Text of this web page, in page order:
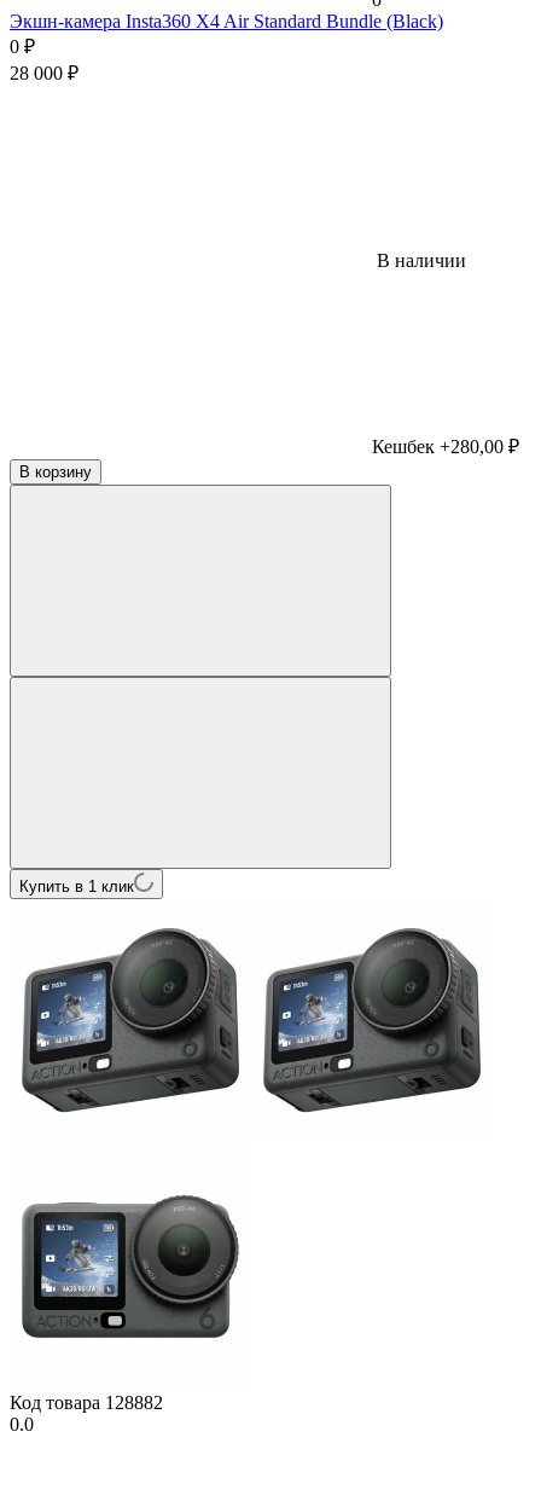
Экшн-камера Insta360 X4 Air Standard Bundle (Black)
0 ₽
28 000 ₽
В наличии
Кешбек +280,00 ₽
В корзину
Купить в 1 клик
Код товара 128882
0.0